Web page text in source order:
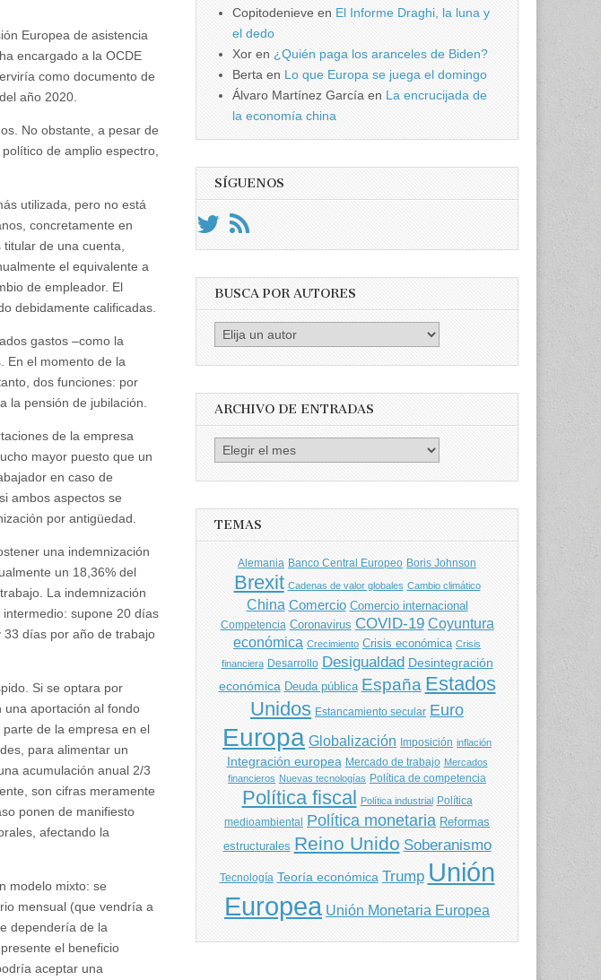
Europea de asistencia
encargado a la OCDE
como documento de
año 2020.
No obstante, a pesar de
de amplio espectro,
utilizada, pero no está
concretamente en
de una cuenta,
el equivalente a
de empleador. El
debidamente calificadas.
gastos –como la
En el momento de la
dos funciones: por
la pensión de jubilación.
de la empresa
mayor puesto que un
en caso de
ambos aspectos se
por antigüedad.
una indemnización
un 18,36% del
La indemnización
intermedio: supone 20 días
días por año de trabajo
Si se optara por
una aportación al fondo
de la empresa en el
para alimentar un
acumulación anual 2/3
son cifras meramente
ponen de manifiesto
afectando la
modelo mixto: se
mensual (que vendría a
dependería de la
el beneficio
aceptar una
Copitodenieve en El Informe Draghi, la luna y
el dedo
Xor en ¿Quién paga los aranceles de Biden?
Berta en Lo que Europa se juega el domingo
Álvaro Martínez García en La encrucijada de
la economía china
SÍGUENOS
BUSCA POR AUTORES
Busca
por
ARCHIVO DE ENTRADAS
Archivo
TEMAS
Alemania Banco Central Europeo Boris Johnson
Brexit Cadenas de valor globales Cambio climático
China Comercio Comercio internacional
Competencia Coronavirus COVID-19 Coyuntura
económica Crecimiento Crisis económica Crisis
financiera Desarrollo Desigualdad Desintegración
económica Deuda pública España Estados
Unidos Estancamiento secular Euro
Europa Globalización Imposición inflación
Integración europea Mercado de trabajo Mercados
financieros Nuevas tecnologías Política de competencia
Política fiscal Política industrial Política
medioambiental Política monetaria Reformas
estructurales Reino Unido Soberanismo
Tecnología Teoría económica Trump Unión
Europea Unión Monetaria Europea